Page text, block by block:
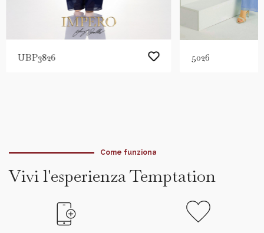
UBP3826 5026
Come funziona
Vivi l'esperienza Temptation